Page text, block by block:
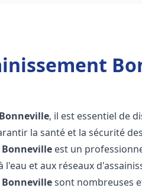
Bonneville, il est essentiel de
la santé et la sécurité
Bonneville est un
l'eau et aux réseaux
Bonnevillesont nombreuses